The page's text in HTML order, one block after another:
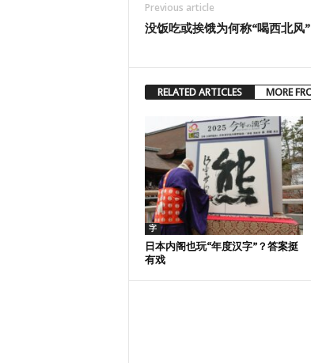
Previous article
没饭吃或挨饿为何称“喝西北风”
RELATED ARTICLES MORE
字
日本内阁也玩“年度汉字”？答案挺
有戏